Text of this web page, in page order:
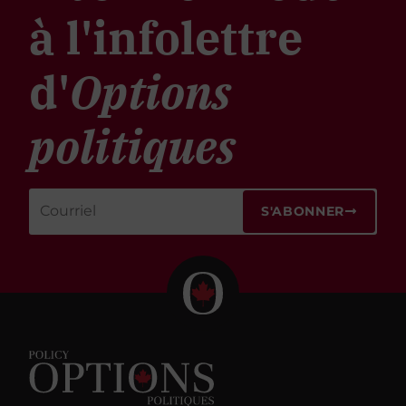
à l'infolettre
d'Options
politiques
S'ABONNER